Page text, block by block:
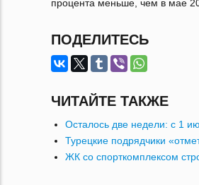
процента меньше, чем в мае
ПОДЕЛИТЕСЬ
ЧИТАЙТЕ ТАКЖЕ
Осталось две недели: с 1
Турецкие подрядчики
ЖК со спорткомплексом